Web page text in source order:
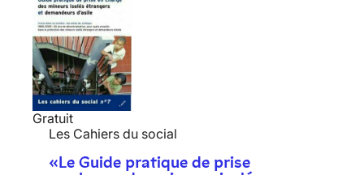
Gratuit
Les Cahiers du social
«Le Guide pratique de prise